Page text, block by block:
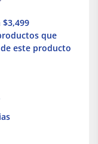
que
este producto